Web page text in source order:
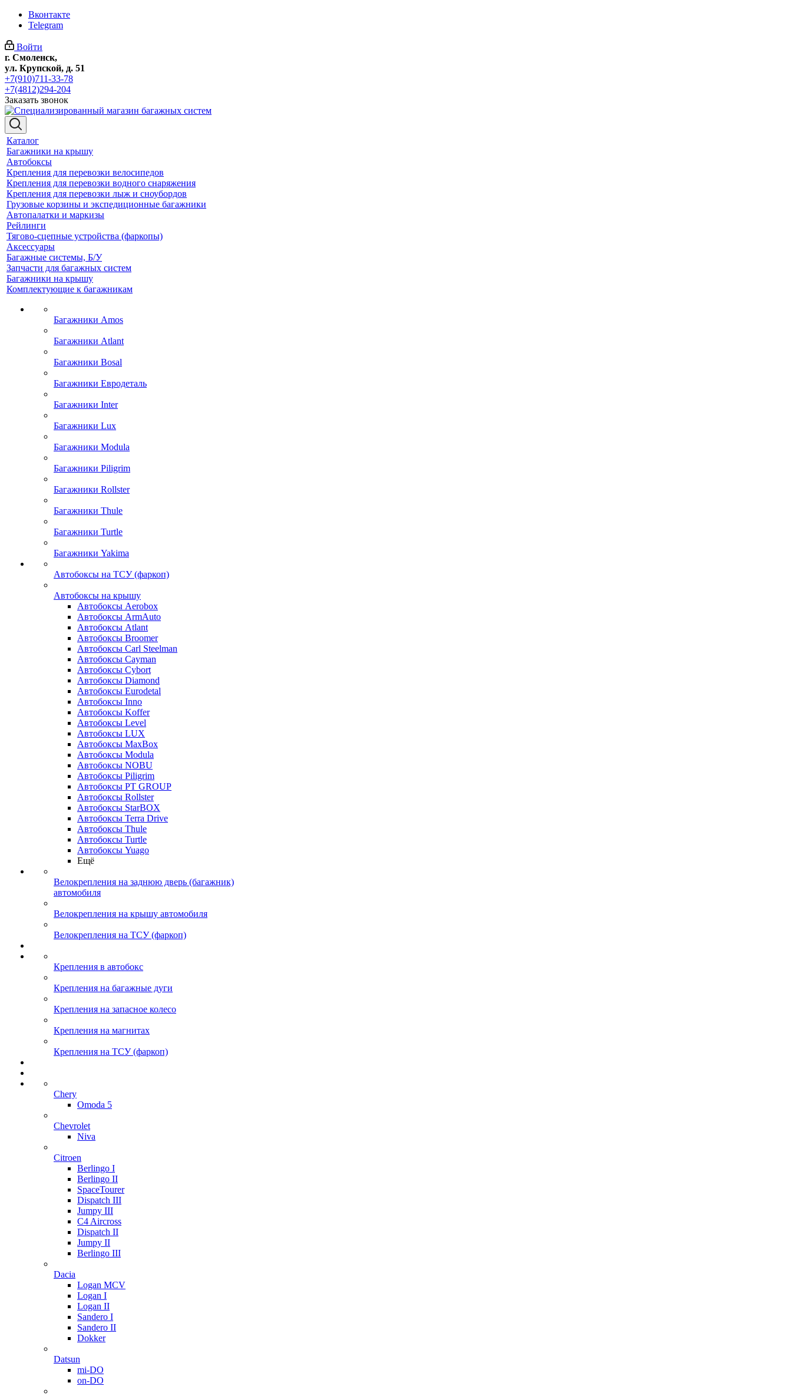
Вконтакте
Telegram
Войти
г. Смоленск,
ул. Крупской, д. 51
+7(910)711-33-78
+7(4812)294-204
Заказать звонок
Каталог
Багажники на крышу
Автобоксы
Крепления для перевозки велосипедов
Крепления для перевозки водного снаряжения
Крепления для перевозки лыж и сноубордов
Грузовые корзины и экспедиционные багажники
Автопалатки и маркизы
Рейлинги
Тягово-сцепные устройства (фаркопы)
Аксессуары
Багажные системы, Б/У
Запчасти для багажных систем
Багажники на крышу
Комплектующие к багажникам
Багажники Amos
Багажники Atlant
Багажники Bosal
Багажники Евродеталь
Багажники Inter
Багажники Lux
Багажники Modula
Багажники Piligrim
Багажники Rollster
Багажники Thule
Багажники Turtle
Багажники Yakima
Автобоксы на ТСУ (фаркоп)
Автобоксы на крышу
Автобоксы Aerobox
Автобоксы ArmAuto
Автобоксы Atlant
Автобоксы Broomer
Автобоксы Carl Steelman
Автобоксы Cayman
Автобоксы Cybort
Автобоксы Diamond
Автобоксы Eurodetal
Автобоксы Inno
Автобоксы Koffer
Автобоксы Level
Автобоксы LUX
Автобоксы MaxBox
Автобоксы Modula
Автобоксы NOBU
Автобоксы Piligrim
Автобоксы PT GROUP
Автобоксы Rollster
Автобоксы StarBOX
Автобоксы Terra Drive
Автобоксы Thule
Автобоксы Turtle
Автобоксы Yuago
Ещё
Велокрепления на заднюю дверь (багажник)
автомобиля
Велокрепления на крышу автомобиля
Велокрепления на ТСУ (фаркоп)
Крепления в автобокс
Крепления на багажные дуги
Крепления на запасное колесо
Крепления на магнитах
Крепления на ТСУ (фаркоп)
Chery
Omoda 5
Chevrolet
Niva
Citroen
Berlingo I
Berlingo II
SpaceTourer
Dispatch III
Jumpy III
C4 Aircross
Dispatch II
Jumpy II
Berlingo III
Dacia
Logan MCV
Logan I
Logan II
Sandero I
Sandero II
Dokker
Datsun
mi-DO
on-DO